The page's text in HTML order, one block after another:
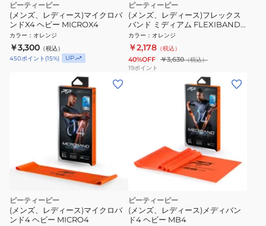
ピーティーピー
(メンズ、レディース)マイクロバ
ンドX4 ヘビー MICROX4
カラー ： オレンジ
￥3,300 （税込）
450ポイント (15%) UP
ピーティーピー
(メンズ、レディース)フレックス
バンド ミディアム FLEXIBAND
MEDIUM
カラー ： オレンジ
￥2,178 （税込）
40%OFF ￥3,630（税込）
19ポイント
ピーティーピー
(メンズ、レディース)マイクロバ
ンド4 ヘビー MICRO4
ピーティーピー
(メンズ、レディース)メディバン
ド4 ヘビー MB4